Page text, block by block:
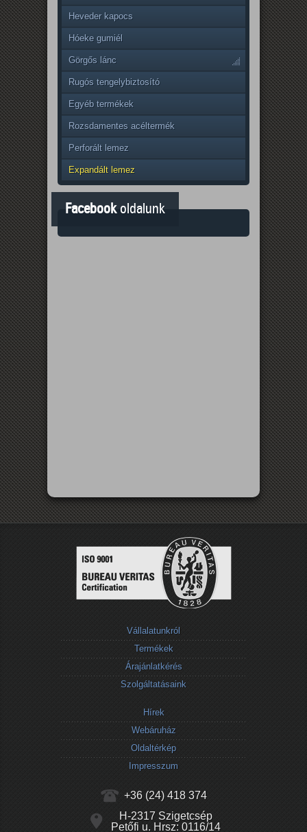
Heveder kapocs
Hóeke gumiél
Görgős lánc
Rugós tengelybiztosító
Egyéb termékek
Rozsdamentes acéltermék
Perforált lemez
Expandált lemez
Facebookoldalunk
Vállalatunkról
Termékek
Árajánlatkérés
Szolgáltatásaink
Hírek
Webáruház
Oldaltérkép
Impresszum
+36 (24) 418 374
H-2317 Szigetcsép
Petőfi u. Hrsz: 0116/14